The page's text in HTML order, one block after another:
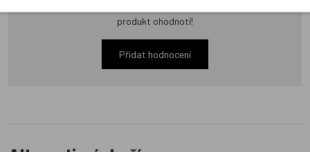
produkt ohodnotí!
Přidat hodnocení